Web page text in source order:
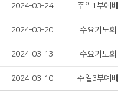
2024-03-24 주일1부예배
2024-03-20 수요기도회
2024-03-13 수요기도회
2024-03-10 주일3부예배